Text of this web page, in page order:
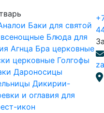
Баки для святой
Блюда для
Агнца Бра церковные
церковные Голгофы
Дароносицы
Дикирии-
и оглавия для
икон